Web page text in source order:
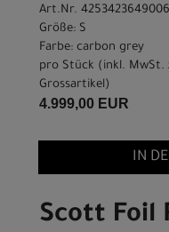
Art.Nr. 4253423649006
Größe: S
Farbe: carbon grey
pro Stück (inkl. MwSt.
Grossartikel)
4.999,00 EUR
IN
Scott Foil